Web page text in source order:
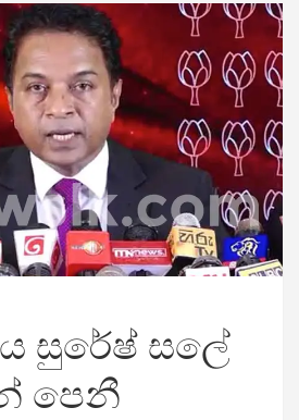
සුරේෂ් සලේ
පෙනී